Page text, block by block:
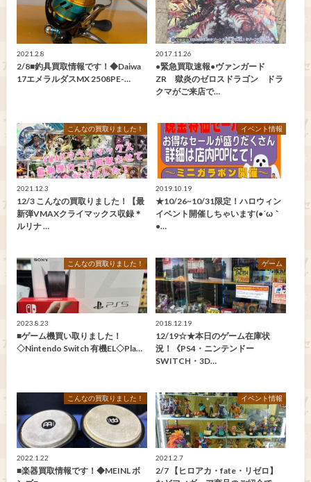
2021.2.8
2/8■釣具買取情報です！◆Daiwa
17エメラルダスMX 2508PE-…
2017.11.26
●緊急買取速報●ヴァンガード
ZR 獄炎のゼロスドラゴン ドラ
クマがご来店で…
こんなの買取りました！
2021.12.3
12/3 こんなの買取りました！【最
新弾VMAXクライマックス収録＊
ルリナ …
イベント情報
2019.10.19
★10/26~10/31限定！ハロウィン
イベント開催しちゃいます(●´ω｀
●…
こんなの買取りました！
2023.8.23
■ゲーム機買い取りました！
◇Nintendo Switch 有機EL◇Pla…
ゲーム
2018.12.19
12/19☆★本日のゲーム在庫状
況！《PS4・ニンテンドー
SWITCH・3D…
こんなの買取りました！
2022.1.22
■楽器買取情報です！◆MEINL ボ
イベント情報
2021.2.7
2/7 【ヒロアカ・fate・リゼロ】